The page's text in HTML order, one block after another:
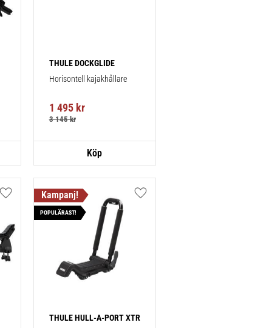
THULE DOCKGLIDE
Horisontell kajakhållare
1 495kr
3 145kr
Lägg till i favoriter
THULE HULL-A-PORT XTR
POPULÄRAST!
Lägg till i favoriter